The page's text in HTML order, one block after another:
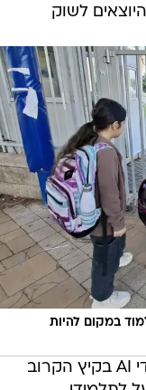
לשוק
במקום להיות
על הנייר, דחיפת ילדי ישראל ללימודי AI בקיץ הקרוב